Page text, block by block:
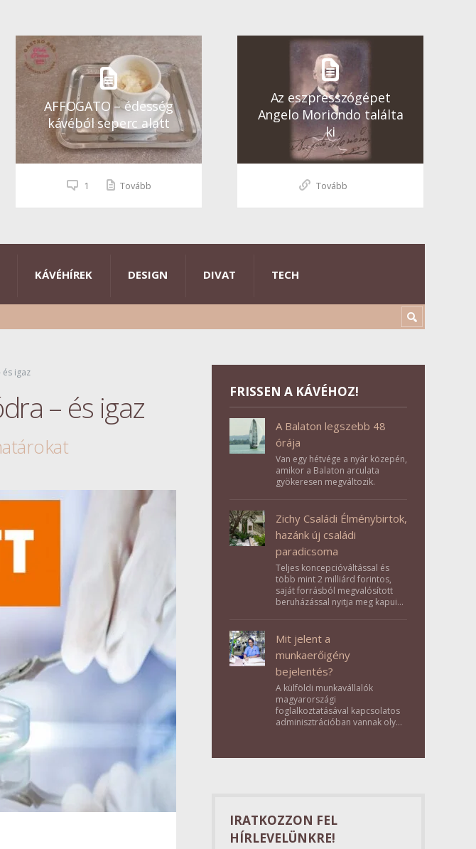
AFFOGATO – édesség
kávéból seperc alatt
1 Tovább
Az eszpresszógépet
Angelo Moriondo találta
ki
Tovább
KÁVÉHÍREK DESIGN DIVAT TECH
igaz
– és igaz FRISSEN A KÁVÉHOZ!
A Balaton legszebb 48
órája
Van egy hétvége a nyár közepén,
amikor a Balaton arculata
gyökeresen megváltozik.
Zichy Családi Élménybirtok,
hazánk új családi
paradicsoma
Teljes koncepcióváltással és
több mint 2 milliárd forintos,
saját forrásból megvalósított
beruházással nyitja meg kapuit a
Élménybirtok a mai napon.
Mit jelent a
munkaerőigény
bejelentés?
A külföldi munkavállalók
magyarországi
foglalkoztatásával kapcsolatos
adminisztrációban vannak olyan
valójában azonban
IRATKOZZON FEL
HÍRLEVELÜNKRE!